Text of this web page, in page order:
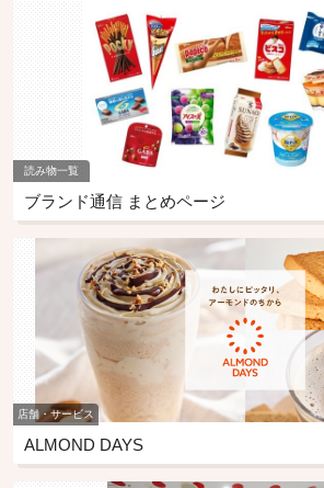
読み物一覧
ブランド通信 まとめページ
店舗・サービス
ALMOND DAYS